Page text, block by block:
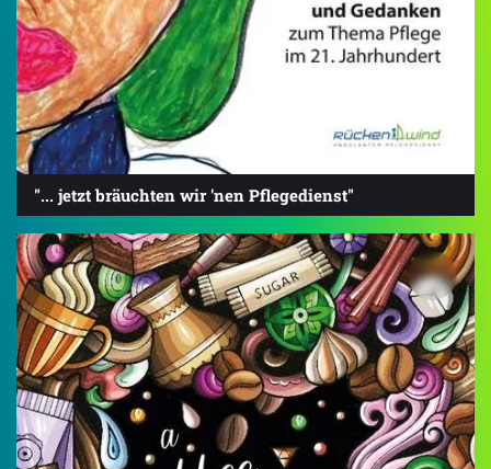
"... jetzt bräuchten wir 'nen Pflegedienst"